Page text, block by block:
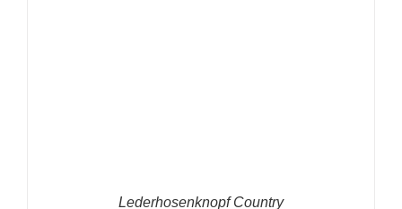
Lederhosenknopf Country